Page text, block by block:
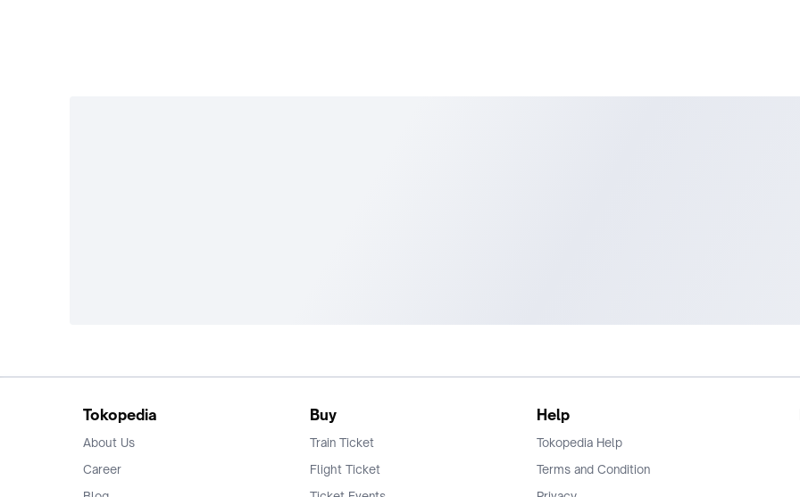
Tokopedia
About Us
Career
Buy
Train Ticket
Flight Ticket
Help
Tokopedia Help
Terms and Condition